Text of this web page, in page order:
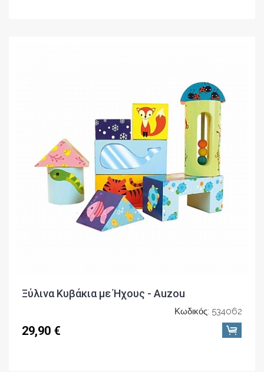
Ξύλινα Κυβάκια με Ήχους - Auzou
Κωδικός: 534062
29,90 €